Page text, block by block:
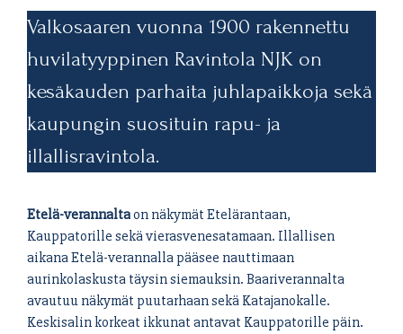
Valkosaaren vuonna 1900 rakennettu
huvilatyyppinen Ravintola NJK on
kesäkauden parhaita juhlapaikkoja sekä
kaupungin suosituin rapu- ja
illallisravintola.
Etelä-verannaltaon näkymät Etelärantaan,
Kauppatorille sekä vierasvenesatamaan. Illallisen
aikana Etelä-verannalla pääsee nauttimaan
aurinkolaskusta täysin siemauksin. Baariverannalta
avautuu näkymät puutarhaan sekä Katajanokalle.
Keskisalin korkeat ikkunat antavat Kauppatorille päin.